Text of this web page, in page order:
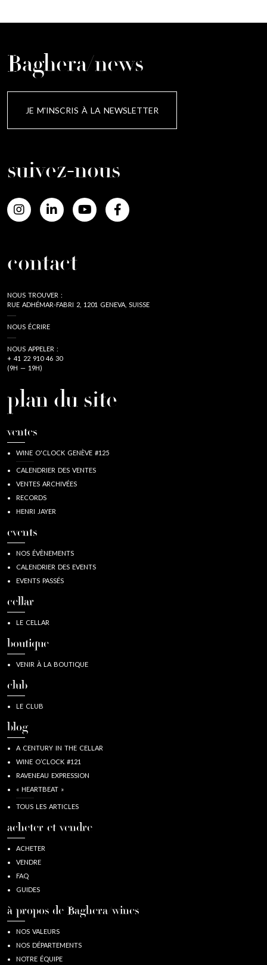
Baghera/news
JE M'INSCRIS À LA NEWSLETTER
suivez-nous
contact
NOUS TROUVER :
RUE ADHÉMAR-FABRI 2, 1201 GENEVA, SUISSE
NOUS ÉCRIRE
NOUS APPELER :
+ 41 22 910 46 30
(9H — 19H)
plan du site
ventes
WINE O'CLOCK GENÈVE #125
CALENDRIER DES VENTES
VENTES ARCHIVÉES
RECORDS
HENRI JAYER
events
NOS ÉVÈNEMENTS
CALENDRIER DES EVENTS
EVENTS PASSÉS
cellar
LE CELLAR
boutique
VENIR À LA BOUTIQUE
club
LE CLUB
blog
A CENTURY IN THE CELLAR
WINE O’CLOCK #121
RAVENEAU EXPRESSION
« HEARTBEAT »
TOUS LES ARTICLES
acheter et vendre
ACHETER
VENDRE
FAQ
GUIDES
à propos de Baghera/wines
NOS VALEURS
NOS DÉPARTEMENTS
NOTRE ÉQUIPE